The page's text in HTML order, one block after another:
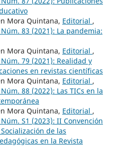
Mora Quintana, Editorial ,
83 (2021): La pandemia:
Mora Quintana, Editorial ,
79 (2021): Realidad y
en revistas científicas
Mora Quintana, Editorial ,
88 (2022): Las TICs en la
Mora Quintana, Editorial ,
S1 (2023): II Convención
de las
en la Revista